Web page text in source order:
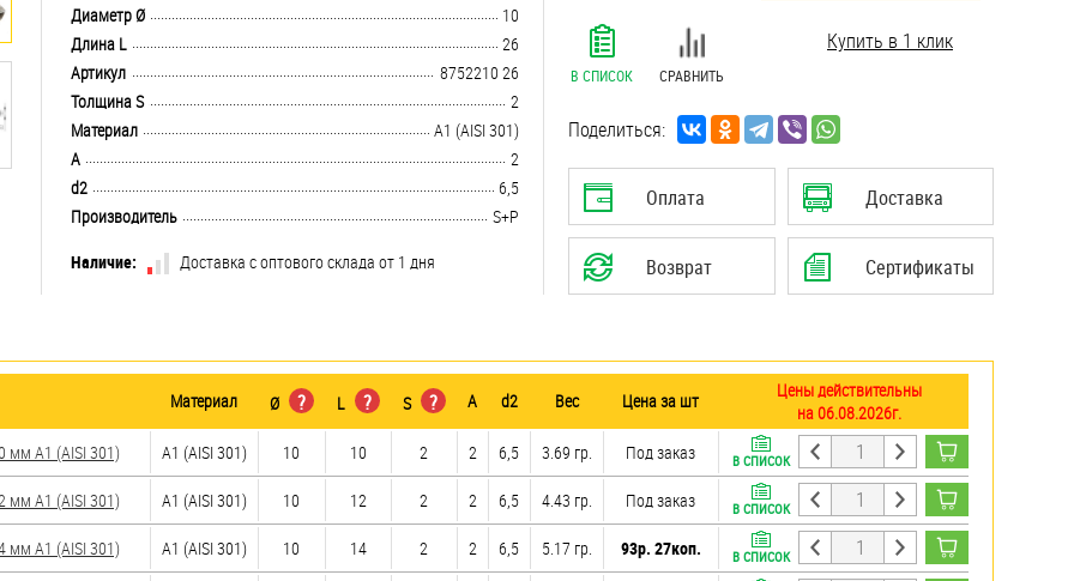
........................................................................................................................................................................................................
Диаметр Ø
10
........................................................................................................................................................................................................
Длина L
26
........................................................................................................................................................................................................
Артикул
8752210 26
........................................................................................................................................................................................................
Толщина S
2
........................................................................................................................................................................................................
Материал
А1 (AISI 301)
........................................................................................................................................................................................................
A
2
........................................................................................................................................................................................................
d2
6,5
........................................................................................................................................................................................................
Производитель
S+P
Наличие:
Доставка с оптового склада от 1 дня
В СПИСОК СРАВНИТЬ
Купить в 1 клик
Поделиться:
Оплата Доставка
Возврат Сертификаты
Материал Ø ? L ? S ? A d2 Вес Цена за шт
Цены действительны
на 06.08.2026г.
мм А1 (AISI 301)
А1 (AISI 301) 10 10 2 2 6,5 3.69 гр. Под заказ В СПИСОК
мм А1 (AISI 301) А1 (AISI 301) 10 12 2 2 6,5 4.43 гр. Под заказ В СПИСОК
мм А1 (AISI 301) А1 (AISI 301) 10 14 2 2 6,5 5.17 гр. 93р. 27коп. В СПИСОК